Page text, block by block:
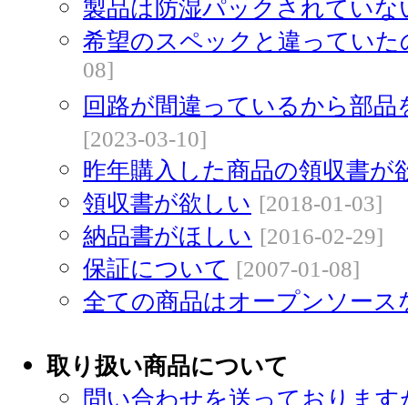
製品は防湿パックされていな
希望のスペックと違ってい
08]
回路が間違っているから部
[2023-03-10]
昨年購入した商品の領収書が
領収書が欲しい [2018-01-03]
納品書がほしい [2016-02-29]
保証について [2007-01-08]
全ての商品はオープンソース
取り扱い商品について
問い合わせを送っておりま